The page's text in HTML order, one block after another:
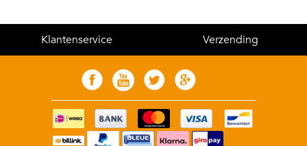
Klantenservice Verzending